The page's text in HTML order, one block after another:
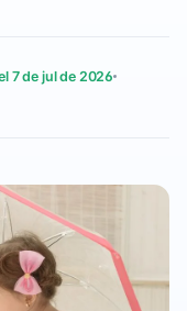
7 de jul de 2026